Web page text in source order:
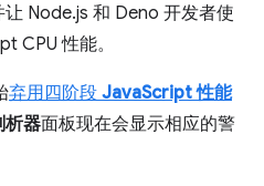
让 Node.js 和 Deno 开发者使
CPU 性能。
弃用四阶段 JavaScript 性能
器面板现在会显示相应的警